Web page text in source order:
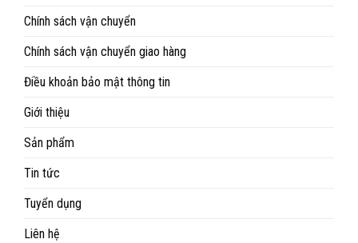
Chính sách vận chuyển
Chính sách vận chuyển giao hàng
Điều khoản bảo mật thông tin
Giới thiệu
Sản phẩm
Tin tức
Tuyển dụng
Liên hệ